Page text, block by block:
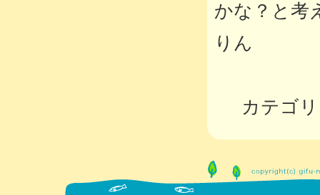
かな？と考
りん
カテゴ